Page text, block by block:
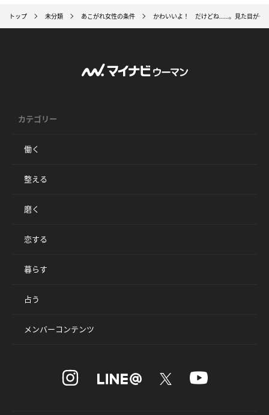
トップ 未分類 あこがれ女性の条件 かわいいよ！ だけどね……。見た目がタ
カテゴリー
働く
整える
磨く
恋する
暮らす
占う
メンバーコンテンツ